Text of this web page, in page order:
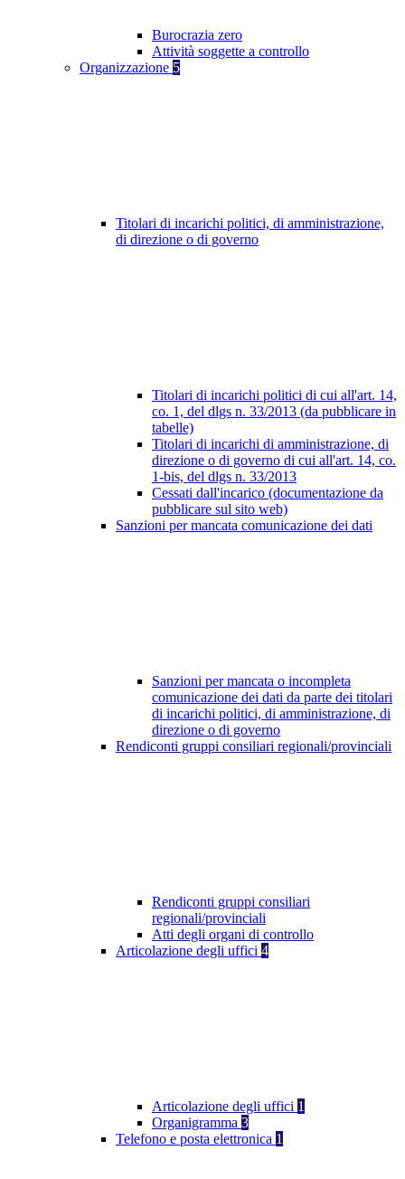
Burocrazia zero
Attività soggette a controllo
Organizzazione 5
Titolari di incarichi politici, di amministrazione,
di direzione o di governo
Titolari di incarichi politici di cui all'art. 14,
co. 1, del dlgs n. 33/2013 (da pubblicare in
tabelle)
Titolari di incarichi di amministrazione, di
direzione o di governo di cui all'art. 14, co.
1-bis, del dlgs n. 33/2013
Cessati dall'incarico (documentazione da
pubblicare sul sito web)
Sanzioni per mancata comunicazione dei dati
Sanzioni per mancata o incompleta
comunicazione dei dati da parte dei titolari
di incarichi politici, di amministrazione, di
direzione o di governo
Rendiconti gruppi consiliari regionali/provinciali
Rendiconti gruppi consiliari
regionali/provinciali
Atti degli organi di controllo
Articolazione degli uffici 4
Articolazione degli uffici 1
Organigramma 3
Telefono e posta elettronica 1